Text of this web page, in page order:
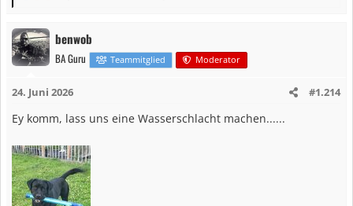
k
t
o
n
:
benwob
BA Guru Teammitglied Moderator
24. Juni 2026 #1.214
Ey komm, lass uns eine Wasserschlacht machen......